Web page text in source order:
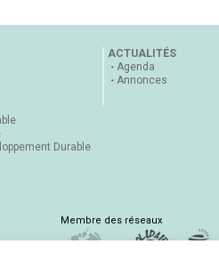
Durable
ACTUALITÉS
Agenda
Annonces
Membre des réseaux